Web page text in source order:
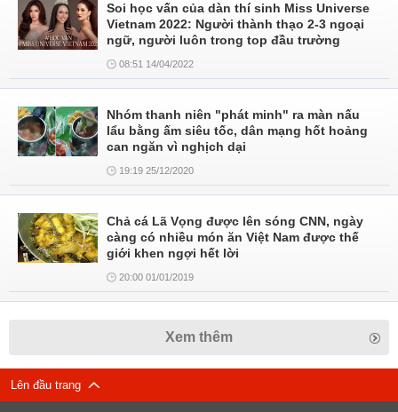
Soi học vấn của dàn thí sinh Miss Universe
Vietnam 2022: Người thành thạo 2-3 ngoại
ngữ, người luôn trong top đầu trường
08:51 14/04/2022
Nhóm thanh niên "phát minh" ra màn nấu
lẩu bằng ấm siêu tốc, dân mạng hốt hoảng
can ngăn vì nghịch dại
19:19 25/12/2020
Chả cá Lã Vọng được lên sóng CNN, ngày
càng có nhiều món ăn Việt Nam được thế
giới khen ngợi hết lời
20:00 01/01/2019
Xem thêm
Lên đầu trang